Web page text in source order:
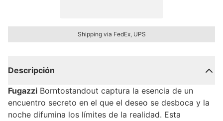
Shipping via FedEx, UPS
Descripción
Fugazzi Borntostandout captura la esencia de un
encuentro secreto en el que el deseo se desboca y la
noche difumina los límites de la realidad. Esta